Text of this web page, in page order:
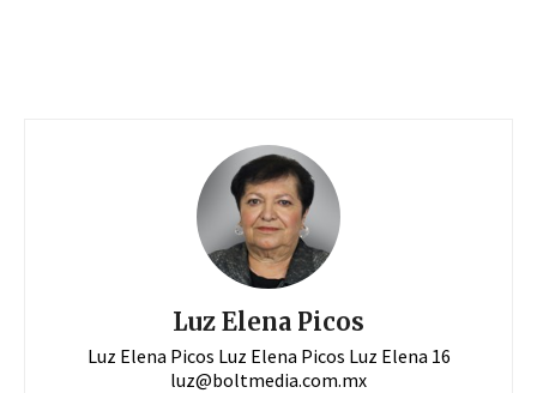
Luz Elena Picos
Luz Elena Picos Luz Elena Picos Luz Elena 16
luz@boltmedia.com.mx